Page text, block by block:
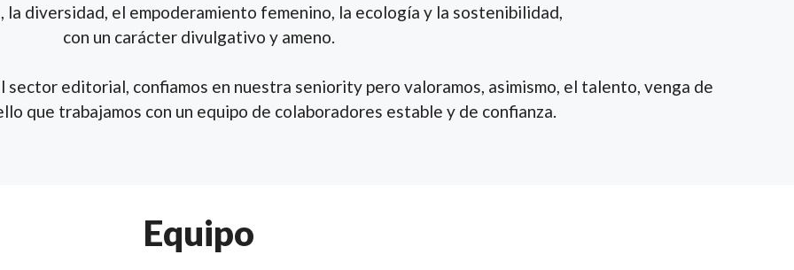
la diversidad, el empoderamiento femenino, la ecología y la sostenibilidad,
con un carácter divulgativo y ameno.
sector editorial, confiamos en nuestra seniority pero valoramos, asimismo, el talento, venga de
que trabajamos con un equipo de colaboradores estable y de confianza.
Equipo